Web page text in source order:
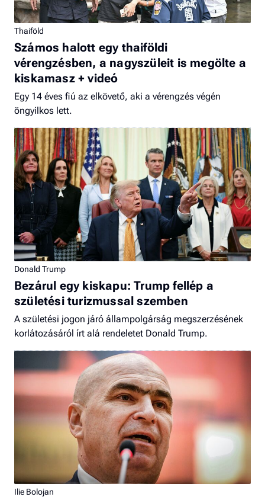
Thaiföld
Számos halott egy thaiföldi
vérengzésben, a nagyszüleit is megölte a
kiskamasz + videó
Egy 14 éves fiú az elkövető, aki a vérengzés végén
öngyilkos lett.
Donald Trump
Bezárul egy kiskapu: Trump fellép a
születési turizmussal szemben
A születési jogon járó állampolgárság megszerzésének
korlátozásáról írt alá rendeletet Donald Trump.
Ilie Bolojan